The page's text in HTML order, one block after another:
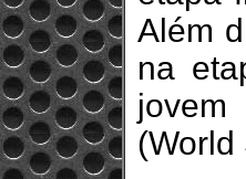
Além
na
jovem
(World